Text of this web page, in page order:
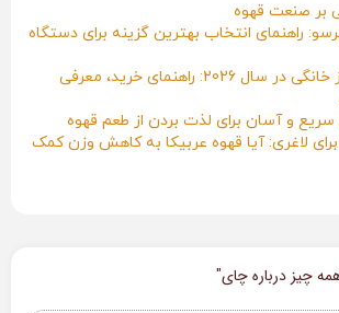
بر صنعت قهوه
راهنمای انتخاب بهترین گزینه برای دستگاه
بهترین اسپرسو ساز خانگی در سال 2026: راهنمای خرید، معرفی
سریع و آسان برای لذت بردن از طعم قهوه
لاغری: آیا قهوه عربیکا به کاهش وزن کمک
چیز درباره چای"